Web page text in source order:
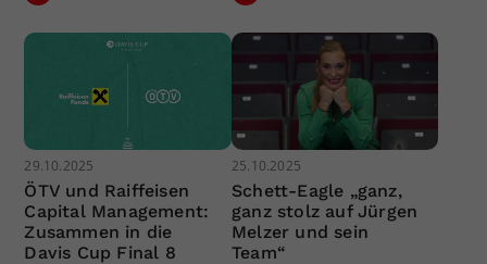
29.10.2025
ÖTV und Raiffeisen
Capital Management:
Zusammen in die
Davis Cup Final 8
25.10.2025
Schett-Eagle „ganz,
ganz stolz auf Jürgen
Melzer und sein
Team“